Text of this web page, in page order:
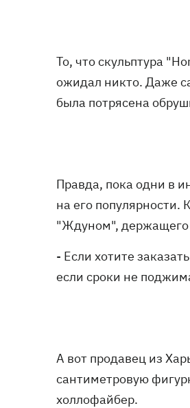
То, что скульптура
ожидал никто. Даже
была потрясена
Правда, пока одни в
на его популярности.
"Ждуном", держащего
- Если хотите
если сроки не
А вот продавец из
сантиметровую
холлофайбер.